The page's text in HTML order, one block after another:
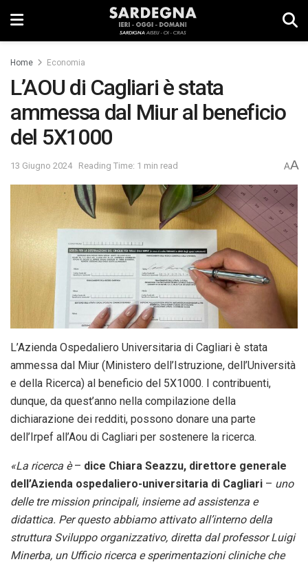
Home Economia
L’AOU di Cagliari è stata
ammessa dal Miur al beneficio
del 5X1000
13 Giugno 2024 Reading Time: 1 min read AA
L’Azienda Ospedaliero Universitaria di Cagliari è stata
ammessa dal Miur (Ministero dell’Istruzione, dell’Università
e della Ricerca) al beneficio del 5X1000. I contribuenti,
dunque, da quest’anno nella compilazione della
dichiarazione dei redditi, possono donare una parte
dell’Irpef all’Aou di Cagliari per sostenere la ricerca.
«La ricerca è– dice Chiara Seazzu, direttore generale
dell’Azienda ospedaliero-universitaria di Cagliari – uno
delle tre mission principali, insieme ad assistenza e
didattica. Per questo abbiamo attivato all’interno della
struttura Sviluppo organizzativo, diretta dal professor Luigi
Minerba, un Ufficio ricerca e sperimentazioni cliniche che